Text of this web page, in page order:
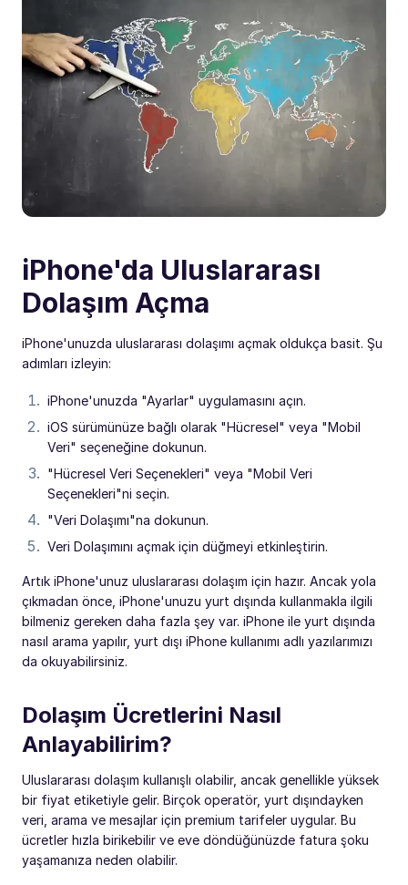
iPhone'da Uluslararası
Dolaşım Açma
iPhone'unuzda uluslararası dolaşımı açmak oldukça basit. Şu
adımları izleyin:
iPhone'unuzda "Ayarlar" uygulamasını açın.
iOS sürümünüze bağlı olarak "Hücresel" veya "Mobil
Veri" seçeneğine dokunun.
"Hücresel Veri Seçenekleri" veya "Mobil Veri
Seçenekleri"ni seçin.
"Veri Dolaşımı"na dokunun.
Veri Dolaşımını açmak için düğmeyi etkinleştirin.
Artık iPhone'unuz uluslararası dolaşım için hazır. Ancak yola
çıkmadan önce, iPhone'unuzu yurt dışında kullanmakla ilgili
bilmeniz gereken daha fazla şey var. iPhone ile yurt dışında
nasıl arama yapılır, yurt dışı iPhone kullanımı adlı yazılarımızı
da okuyabilirsiniz.
Dolaşım Ücretlerini Nasıl
Anlayabilirim?
Uluslararası dolaşım kullanışlı olabilir, ancak genellikle yüksek
bir fiyat etiketiyle gelir. Birçok operatör, yurt dışındayken
veri, arama ve mesajlar için premium tarifeler uygular. Bu
ücretler hızla birikebilir ve eve döndüğünüzde fatura şoku
yaşamanıza neden olabilir.